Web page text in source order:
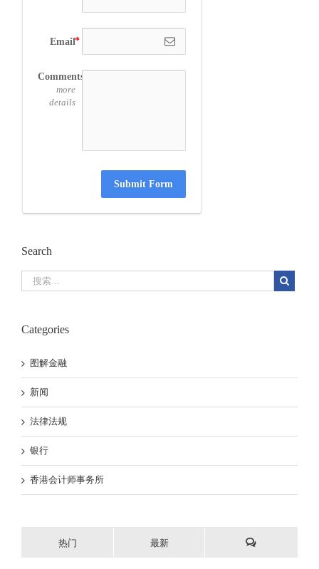
Email
Comments
more
details
Submit Form
Search
Categories
图解金融
新闻
法律法规
银行
香港会计师事务所
热门 最新